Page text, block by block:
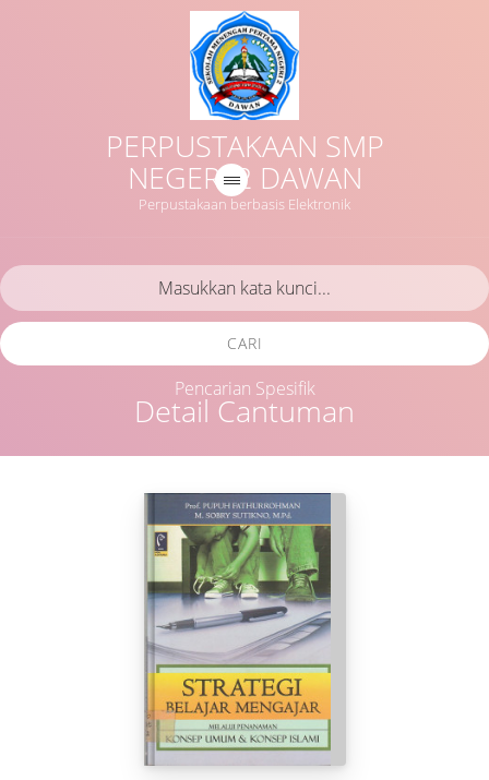
PERPUSTAKAAN SMP
NEGERI 2 DAWAN
Perpustakaan berbasis Elektronik
Detail Cantuman
CARI
Pencarian Spesifik